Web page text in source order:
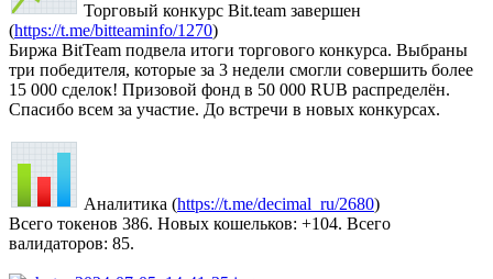
Торговый конкурс Bit.team завершен
(https://t.me/bitteaminfo/1270)
Биржа BitTeam подвела итоги торгового конкурса. Выбраны
три победителя, которые за 3 недели смогли совершить более
15 000 сделок! Призовой фонд в 50 000 RUB распределён.
Спасибо всем за участие. До встречи в новых конкурсах.
Аналитика (https://t.me/decimal_ru/2680)
Всего токенов 386. Новых кошельков: +104. Всего
валидаторов: 85.